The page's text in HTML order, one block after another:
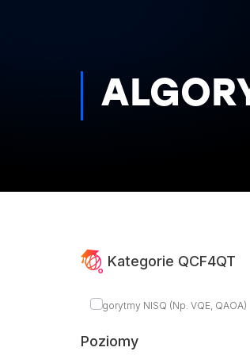
Kategorie QCF4QT
Algorytmy NISQ (np. VQE, QAOA)
Poziomy